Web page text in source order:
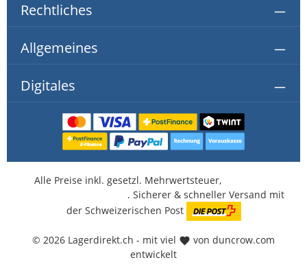
Rechtliches
Allgemeines
Digitales
© 2026 Lagerdirekt.ch - mit viel
von duncrow.com
entwickelt
Alle Preise inkl. gesetzl. Mehrwertsteuer,
. Sicherer & schneller Versand mit
der Schweizerischen Post